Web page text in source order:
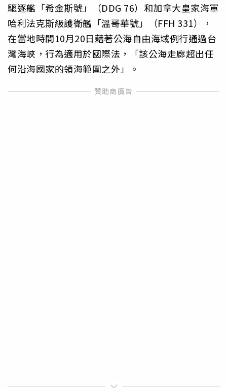
驅逐艦「希金斯號」（DDG 76）和加拿大皇家海軍
哈利法克斯級護衛艦「溫哥華號」（FFH 331），
在當地時間10月20日藉著公海自由海域例行通過台
灣海峽，行為適用於國際法，「該公海走廊超出任
何沿海國家的領海範圍之外」。